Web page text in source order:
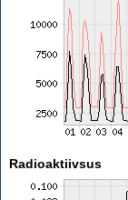
Radioaktiivsus